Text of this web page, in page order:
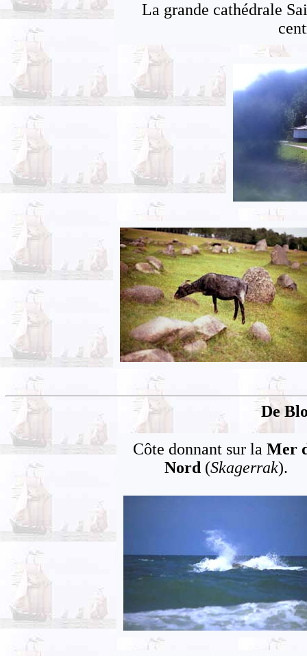
La grande cathédrale
De
Côte donnant sur la Mer
Nord (Skagerrak).